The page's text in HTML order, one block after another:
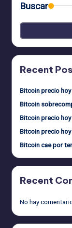
Buscar
Recent
Bitcoin precio
Bitcoin
Bitcoin precio
Bitcoin precio
Bitcoin cae por
Recent
No hay